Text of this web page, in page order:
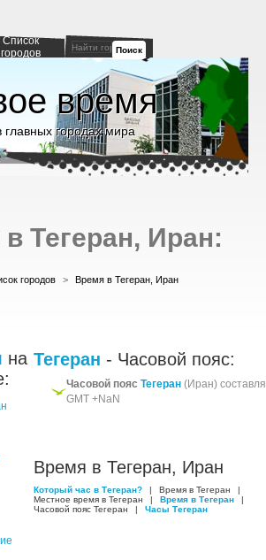
Список
городов
Поиск
время
городах мира
Тегеран, Иран:
городов > Время в Тегеран, Иран
на Тегеран - Часовой пояс:
Часовой пояс Тегеран (Иран)
GMT +NaN
Время в Тегеран, Иран
Который час в Тегеран? | Время в Тегеран
|
Местное время в Тегеран
| Время в Тегеран
|
Часовой пояс Тегеран
| Часы Тегеран